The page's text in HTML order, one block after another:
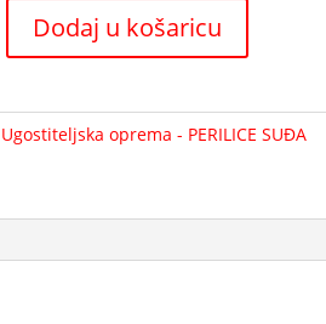
Dodaj u košaricu
Ugostiteljska oprema - PERILICE SUĐA